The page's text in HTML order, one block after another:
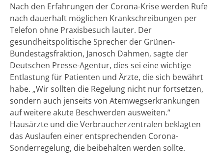
Nach den Erfahrungen der Corona-Krise werden Rufe
nach dauerhaft möglichen Krankschreibungen per
Telefon ohne Praxisbesuch lauter. Der
gesundheitspolitische Sprecher der Grünen-
Bundestagsfraktion, Janosch Dahmen, sagte der
Deutschen Presse-Agentur, dies sei eine wichtige
Entlastung für Patienten und Ärzte, die sich bewährt
habe. „Wir sollten die Regelung nicht nur fortsetzen,
sondern auch jenseits von Atemwegserkrankungen
auf weitere akute Beschwerden ausweiten.“
Hausärzte und die Verbraucherzentralen beklagten
das Auslaufen einer entsprechenden Corona-
Sonderregelung, die beibehalten werden sollte.